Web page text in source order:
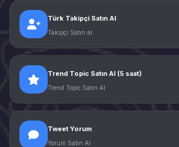
Türk Takipçi Satın Al
Takipçi Satın al
Trend Topic Satın Al (5 saat)
Trend Topic Satın Al
Tweet Yorum
Yorum Satın Al